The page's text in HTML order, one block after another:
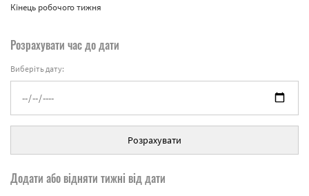
Кінець робочого тижня
Розрахувати час до дати
Виберіть дату:
Розрахувати
Додати або відняти тижні від дати